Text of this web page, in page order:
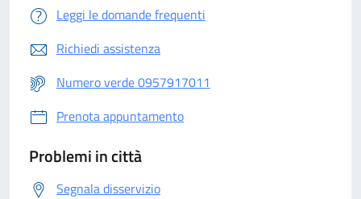
Leggi le domande frequenti
Richiedi assistenza
Numero verde 0957917011
Prenota appuntamento
Problemi in città
Segnala disservizio